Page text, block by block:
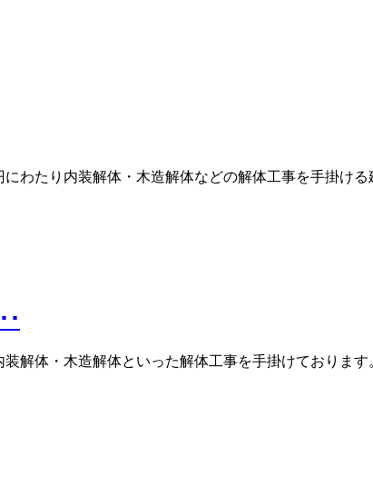
わたり内装解体・木造解体などの解体工事を手掛け
･
解体・木造解体といった解体工事を手掛けておりま